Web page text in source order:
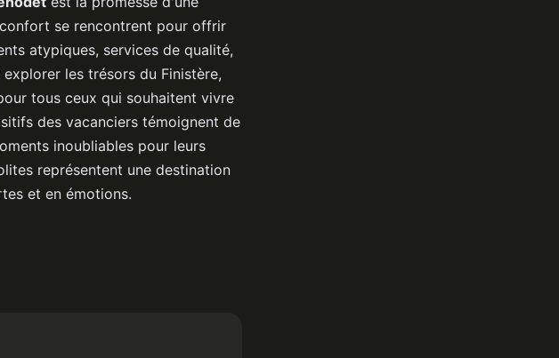
se rencontrent pour offrir
atypiques, services de qualité,
les trésors du Finistère,
tous ceux qui souhaitent vivre
des vacanciers témoignent de
inoubliables pour leurs
représentent une destination
et en émotions.